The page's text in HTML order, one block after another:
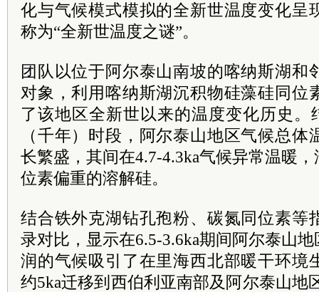
化与气候模式模拟的全新世温度变化呈
称为“全新世温度之谜”。
团队以位于阿尔泰山南坡的喀纳斯湖和
对象，利用喀纳斯湖沉积物硅藻硅同位
了该地区全新世以来的温度变化历史。
（千年）时段，阿尔泰山地区气候总
长繁盛，其间在4.7-4.3ka气候异常温暖
位素偏重的溶解硅。
结合铁外克湖钻孔孢粉、碳氮同位素等
录对比，显示在6.5-3.6ka期间阿尔泰山
润的气候吸引了在里海西北部暖干环境
约5ka迁移到西伯利亚南部及阿尔泰山地